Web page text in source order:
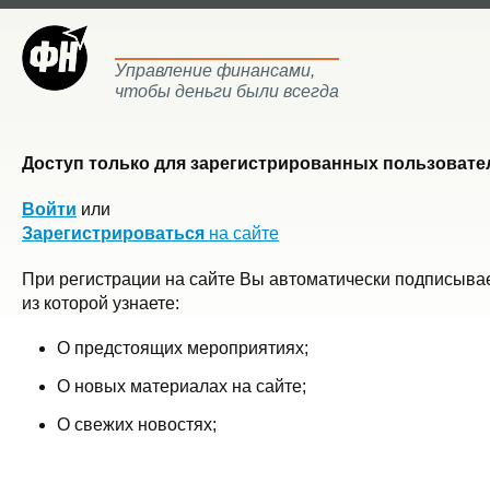
Управление финансами,
чтобы деньги были всегда
Доступ только для зарегистрированных
Войти или
Зарегистрироваться на сайте
При регистрации на сайте Вы автоматически
из которой узнаете:
О предстоящих мероприятиях;
О новых материалах на сайте;
О свежих новостях;